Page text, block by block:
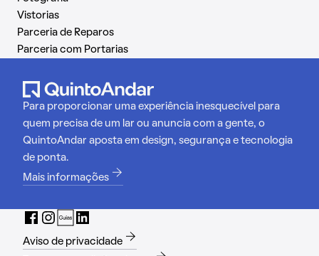
Vistorias
Parceria de Reparos
Parceria com Portarias
Para proporcionar uma experiência inesquecível para
quem precisa de um lar ou anuncia com a gente, o
QuintoAndar aposta em design, segurança e tecnologia
de ponta.
Mais informações
Aviso de privacidade